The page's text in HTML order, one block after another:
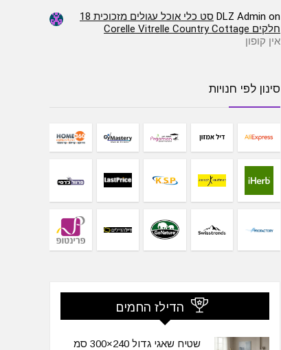
DLZ Admin on
סט כלי אוכל עגולים מזכוכית 18
חלקים Corelle Vitrelle Country Cottage
אין קופון
סינון לפי חנויות
הדילז החמים
שטיח שאגי גדול 240×300 סמ